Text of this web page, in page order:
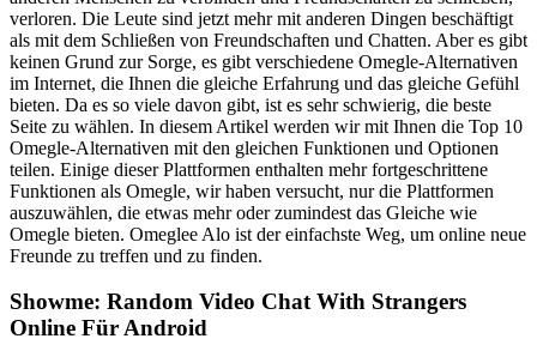
verloren. Die Leute sind jetzt mehr mit anderen Dingen beschäftigt
als mit dem Schließen von Freundschaften und Chatten. Aber es gibt
keinen Grund zur Sorge, es gibt verschiedene Omegle-Alternativen
im Internet, die Ihnen die gleiche Erfahrung und das gleiche Gefühl
bieten. Da es so viele davon gibt, ist es sehr schwierig, die beste
Seite zu wählen. In diesem Artikel werden wir mit Ihnen die Top 10
Omegle-Alternativen mit den gleichen Funktionen und Optionen
teilen. Einige dieser Plattformen enthalten mehr fortgeschrittene
Funktionen als Omegle, wir haben versucht, nur die Plattformen
auszuwählen, die etwas mehr oder zumindest das Gleiche wie
Omegle bieten. Omeglee Alo ist der einfachste Weg, um online neue
Freunde zu treffen und zu finden.
Showme: Random Video Chat With Strangers
Online Für Android